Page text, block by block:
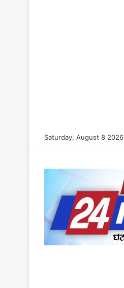
Saturday, August 8 2026